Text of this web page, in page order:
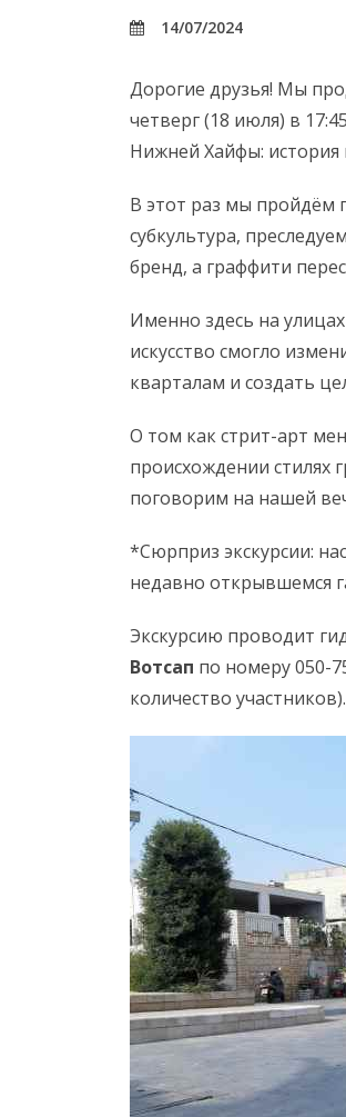
14/07/2024
Дорогие друзья! Мы
четверг (18 июля) в
Нижней Хайфы: история
В этот раз мы пройдём
субкультура,
бренд, а граффити
Именно здесь на
искусство смогло
кварталам и создать
О том как стрит-арт
происхождении стилях
поговорим на нашей
*Сюрприз экскурсии:
недавно открывшемся
Экскурсию проводит
Вотсап по номеру 050-
количество